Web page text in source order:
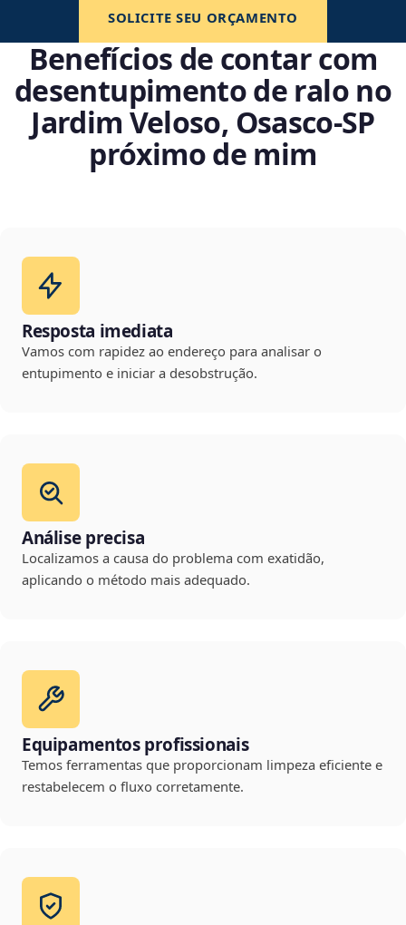
SOLICITE SEU ORÇAMENTO
Benefícios de contar com
desentupimento de ralo no
Jardim Veloso, Osasco‑SP
próximo de mim
Resposta imediata
Vamos com rapidez ao endereço para analisar o
entupimento e iniciar a desobstrução.
Análise precisa
Localizamos a causa do problema com exatidão,
aplicando o método mais adequado.
Equipamentos profissionais
Temos ferramentas que proporcionam limpeza eficiente e
restabelecem o fluxo corretamente.